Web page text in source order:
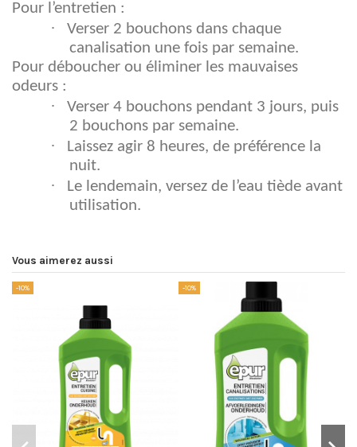
Pour l’entretien :
·
Verser 2 bouchons dans chaque
canalisation une fois par semaine.
Pour déboucher ou éliminer les mauvaises
odeurs :
·
Verser 4 bouchons pendant 3 jours, puis
2 bouchons par semaine.
·
Laissez agir 8 heures, de préférence la
nuit.
·
Le lendemain, versez de l’eau tiède avant
utilisation.
Vous aimerez aussi
-10% -10%